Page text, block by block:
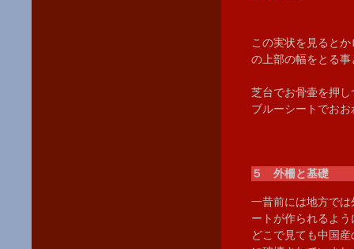
この実状を見ると
の上部の幅をとる
芝台でお骨壷を押
ブルーシートでお
５ 外柵と基礎
一昔前には地方で
ートが作られるよ
どこで見ても中国